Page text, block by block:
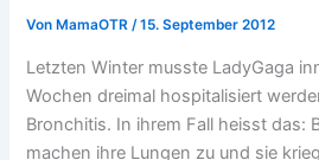
Von MamaOTR/15. September 2012
Letzten Winter musste LadyGaga
Wochen dreimal hospitalisiert
Bronchitis. In ihrem Fall heisst das:
machen ihre Lungen zu und sie